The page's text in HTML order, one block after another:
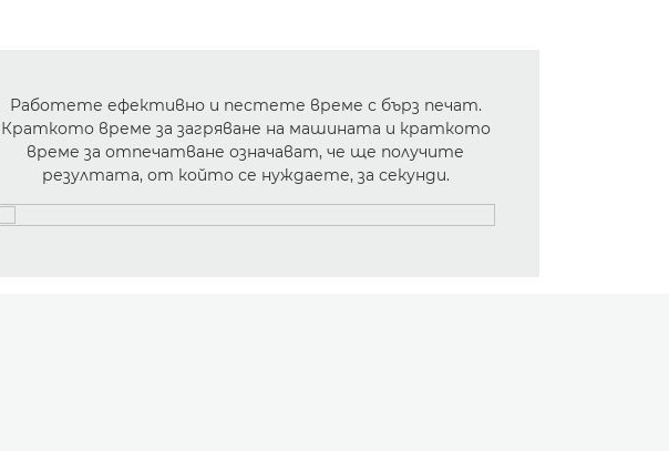
Работете ефективно и пестете време с бърз печат.
Краткото време за загряване на машината и краткото
време за отпечатване означават, че ще получите
резултата, от който се нуждаете, за секунди.